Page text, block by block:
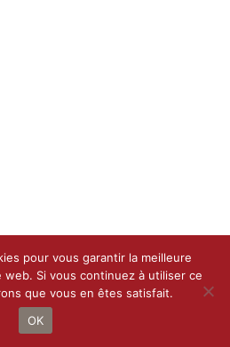
|Le Petit BottindeCALIF| Tous droits
réservés
pour vous garantir la meilleure
Si vous continuez à utiliser ce
que vous en êtes satisfait.
OK